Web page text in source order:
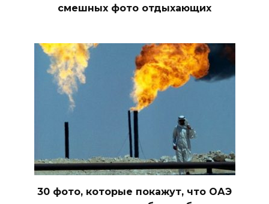
смешных фото отдыхающих
30 фото, которые покажут, что ОАЭ